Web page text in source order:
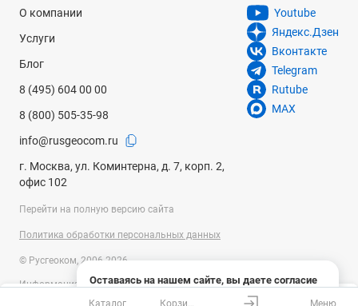
Оставаясь на нашем сайте, вы даете согласие
на использование файлов cookies и сбор данных
О компании
Услуги
Блог
8 (495) 604 00 00
8 (800) 505-35-98
info@rusgeocom.ru
г. Москва, ул. Коминтерна, д. 7, корп. 2,
офис 102
Youtube
Яндекс.Дзен
Вконтакте
Telegram
Rutube
MAX
Перейти на полную версию сайта
Политика обработки персональных данных
© Русгеоком, 2006-2026
Информация на сайте носит справочный характер и не является
публичной офертой, определяемой положениями Статьи 437
Каталог Меню